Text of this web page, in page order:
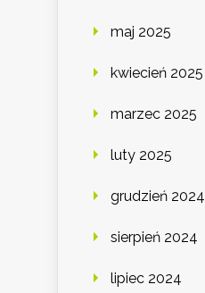
maj 2025
kwiecień 2025
marzec 2025
luty 2025
grudzień 2024
sierpień 2024
lipiec 2024